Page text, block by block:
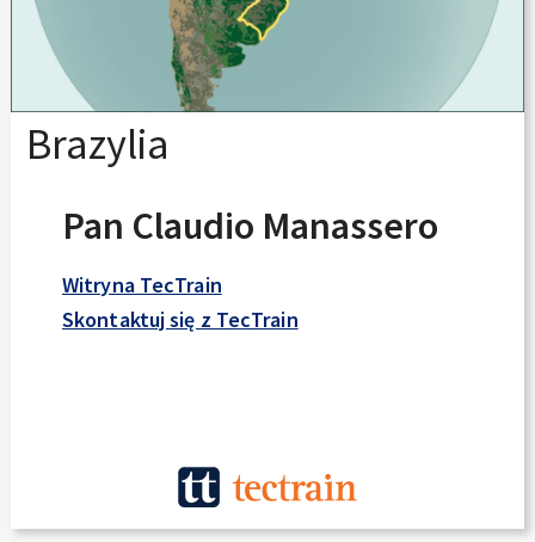
Brazylia
Pan Claudio Manassero
Witryna TecTrain
Skontaktuj się z TecTrain